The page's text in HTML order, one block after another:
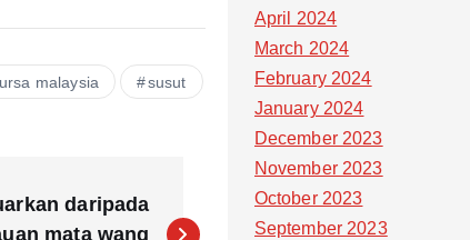
malaysia susut
daripada
mata wang
April 2024
March 2024
February 2024
January 2024
December 2023
November 2023
October 2023
September 2023